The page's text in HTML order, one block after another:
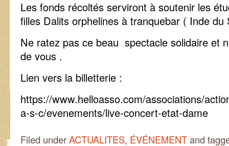
Les fonds récoltés serviront à soutenir les
filles Dalits orphelines à tranquebar ( Inde du
Ne ratez pas ce beau spectacle solidaire et
de vous .
Lien vers la billetterie :
https://www.helloasso.com/associations/
a-s-c/evenements/live-concert-etat-dame
Filed underACTUALITES, ÉVÉNEMENTand